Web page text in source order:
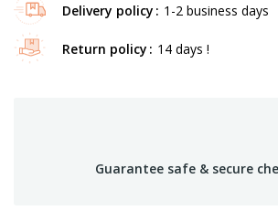
Delivery policy 1-2 business days
Return policy 14 days !
Guarantee safe & secure